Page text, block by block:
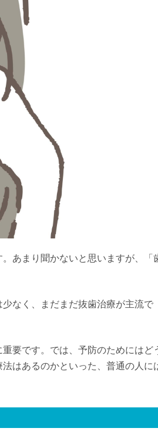
あまり聞かないと思いますが、「
なく、まだまだ抜歯治療が主流で
要です。では、予防のためにはど
はあるのかといった、普通の人に